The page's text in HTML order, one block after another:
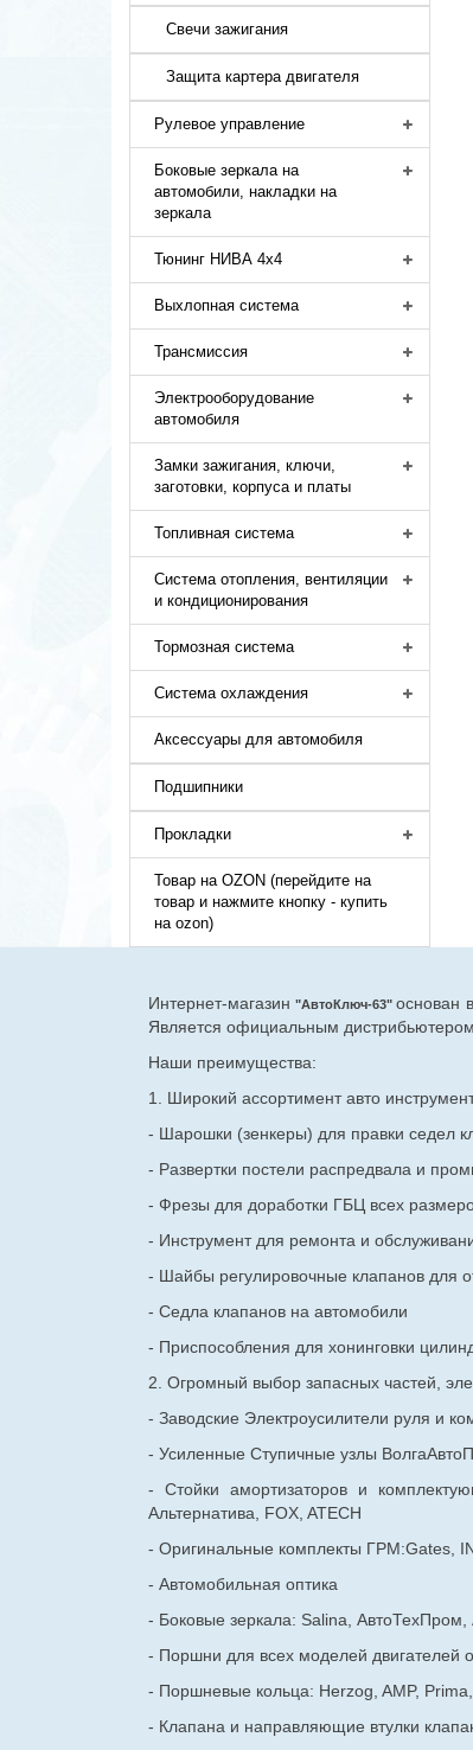
Свечи зажигания
Защита картера двигателя
Рулевое управление
Боковые зеркала на
автомобили, накладки на
зеркала
Тюнинг НИВА 4х4
Выхлопная система
Трансмиссия
Электрооборудование
автомобиля
Замки зажигания, ключи,
заготовки, корпуса и платы
Топливная система
Система отопления, вентиляции
и кондиционирования
Тормозная система
Система охлаждения
Аксессуары для автомобиля
Подшипники
Прокладки
Товар на OZON (перейдите на
товар и нажмите кнопку - купить
на ozon)
Интернет-магазин "АвтоКлюч-63"основан
Является официальным
Наши преимущества:
1. Широкий ассортимент авто
- Шарошки (зенкеры) для правки седел
- Развертки постели распредвала и
- Фрезы для доработки ГБЦ всех
- Инструмент для ремонта и
- Шайбы регулировочные клапанов для
- Седла клапанов на автомобили
- Приспособления для хонинговки
2. Огромный выбор запасных частей,
- Заводские Электроусилители руля и
- Усиленные Ступичные узлы
- Стойки амортизаторов и
Альтернатива, FOX, ATECH
- Оригинальные комплекты ГРМ:Gates,
- Автомобильная оптика
- Боковые зеркала: Salina, АвтоТехПром,
- Поршни для всех моделей двигателей
- Поршневые кольца: Herzog, AMP,
- Клапана и направляющие втулки